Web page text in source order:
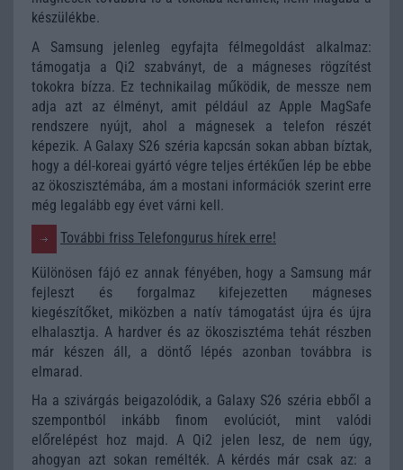
készülékbe.
A Samsung jelenleg egyfajta félmegoldást alkalmaz:
támogatja a Qi2 szabványt, de a mágneses rögzítést
tokokra bízza. Ez technikailag működik, de messze nem
adja azt az élményt, amit például az Apple MagSafe
rendszere nyújt, ahol a mágnesek a telefon részét
képezik. A Galaxy S26 széria kapcsán sokan abban bíztak,
hogy a dél-koreai gyártó végre teljes értékűen lép be ebbe
az ökoszisztémába, ám a mostani információk szerint erre
még legalább egy évet várni kell.
További friss Telefongurus hírek erre!
Különösen fájó ez annak fényében, hogy a Samsung már
fejleszt és forgalmaz kifejezetten mágneses
kiegészítőket, miközben a natív támogatást újra és újra
elhalasztja. A hardver és az ökoszisztéma tehát részben
már készen áll, a döntő lépés azonban továbbra is
elmarad.
Ha a szivárgás beigazolódik, a Galaxy S26 széria ebből a
szempontból inkább finom evolúciót, mint valódi
előrelépést hoz majd. A Qi2 jelen lesz, de nem úgy,
ahogyan azt sokan remélték. A kérdés már csak az: a